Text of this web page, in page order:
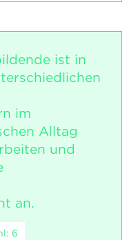
ist in
im
Alltag
und
an.
6